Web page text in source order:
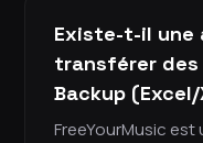
Existe-t-il une
transférer
Backup
FreeYourMusic